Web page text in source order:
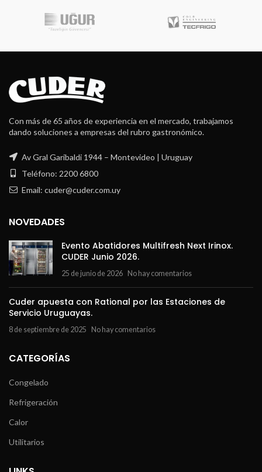
Con más de 65 años de experiencia en el mercado, trabajamos
dando soluciones a empresas del rubro gastronómico.
Av Gral Garibaldi 1944 – Montevideo | Uruguay
Teléfono: 2200 6800
Email: cuder@cuder.com.uy
NOVEDADES
Evento Abatidores Multifresh Next Irinox.
CUDER Junio 2026.
25 de junio de 2026 No hay comentarios
Cuder apuesta con Rational por las Estaciones de
Servicio Uruguayas.
8 de septiembre de 2025 No hay comentarios
CATEGORÍAS
Congelado
Refrigeración
Calor
Utilitarios